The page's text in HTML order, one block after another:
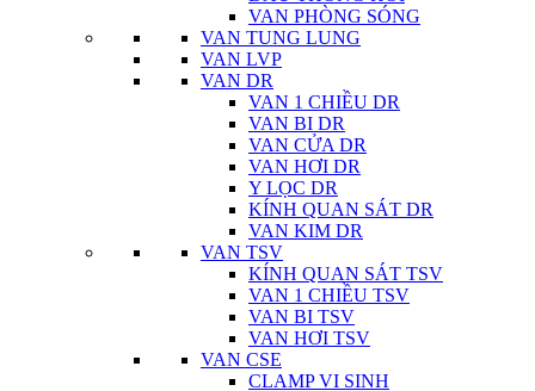
VAN PHÒNG SÓNG
VAN TUNG LUNG
VAN LVP
VAN DR
VAN 1 CHIỀU DR
VAN BI DR
VAN CỬA DR
VAN HƠI DR
Y LỌC DR
KÍNH QUAN SÁT DR
VAN KIM DR
VAN TSV
KÍNH QUAN SÁT TSV
VAN 1 CHIỀU TSV
VAN BI TSV
VAN HƠI TSV
VAN CSE
CLAMP VI SINH